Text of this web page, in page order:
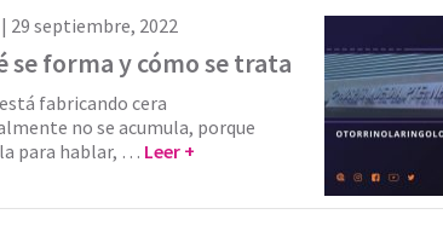
29 septiembre, 2022
se forma y cómo se trata
fabricando cera
no se acumula, porque
para hablar, … Leer +